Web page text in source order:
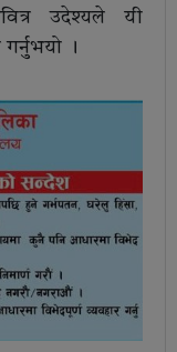
उदेश्यले यी
।